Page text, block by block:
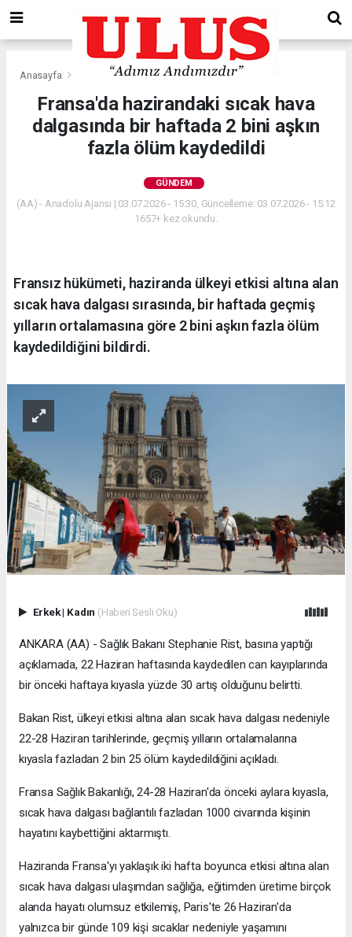
Anasayfa Gündem
Fransa'da hazirandaki sıcak hava
dalgasında bir haftada 2 bini aşkın
fazla ölüm kaydedildi
GÜNDEM
(AA) - Anadolu Ajansı | 03.07.2026 - 15:30, Güncelleme: 03.07.2026 - 15:12
1657+ kez okundu.
Fransız hükümeti, haziranda ülkeyi etkisi altına alan
sıcak hava dalgası sırasında, bir haftada geçmiş
yılların ortalamasına göre 2 bini aşkın fazla ölüm
kaydedildiğini bildirdi.
Erkek| Kadın (Haberi Sesli Oku)
ANKARA (AA) - Sağlık Bakanı Stephanie Rist, basına yaptığı
açıklamada, 22 Haziran haftasında kaydedilen can kayıplarında
bir önceki haftaya kıyasla yüzde 30 artış olduğunu belirtti.
Bakan Rist, ülkeyi etkisi altına alan sıcak hava dalgası nedeniyle
22-28 Haziran tarihlerinde, geçmiş yılların ortalamalarına
kıyasla fazladan 2 bin 25 ölüm kaydedildiğini açıkladı.
Fransa Sağlık Bakanlığı, 24-28 Haziran'da önceki aylara kıyasla,
sıcak hava dalgası bağlantılı fazladan 1000 civarında kişinin
hayatını kaybettiğini aktarmıştı.
Haziranda Fransa'yı yaklaşık iki hafta boyunca etkisi altına alan
sıcak hava dalgası ulaşımdan sağlığa, eğitimden üretime birçok
alanda hayatı olumsuz etkilemiş, Paris'te 26 Haziran'da
yalnızca bir günde 109 kişi sıcaklar nedeniyle yaşamını